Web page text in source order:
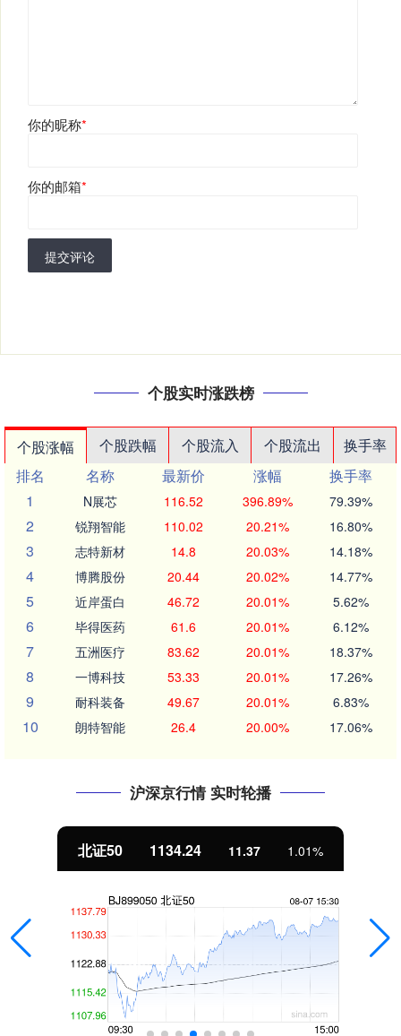
你的昵称*
你的邮箱*
提交评论
个股实时涨跌榜
个股涨幅 个股跌幅 个股流入 个股流出
换手率
排名
名称 最新价 涨幅
换手率
1
N展芯 116.52 396.89% 79.39%
2 锐翔智能 110.02 20.21% 16.80%
3 志特新材 14.8 20.03% 14.18%
4 博腾股份 20.44 20.02% 14.77%
5 近岸蛋白 46.72 20.01% 5.62%
6 毕得医药 61.6 20.01% 6.12%
7 五洲医疗 83.62 20.01% 18.37%
8 一博科技 53.33 20.01% 17.26%
9 耐科装备 49.67 20.01% 6.83%
10 朗特智能 26.4 20.00% 17.06%
沪深京行情 实时轮播
北证50 1134.24 11.37 1.01%